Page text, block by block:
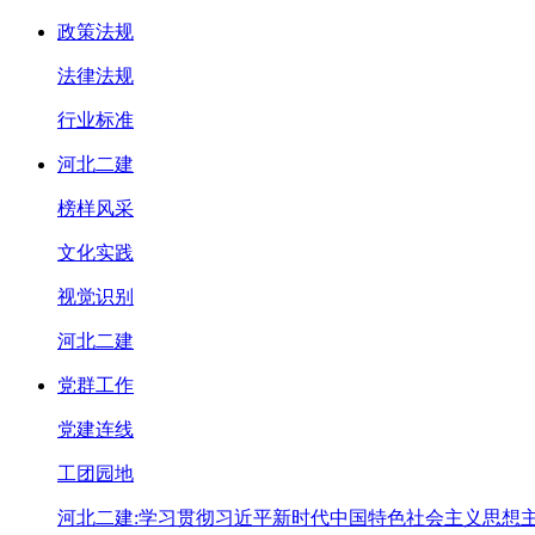
政策法规
法律法规
行业标准
河北二建
榜样风采
文化实践
视觉识别
河北二建
党群工作
党建连线
工团园地
河北二建:学习贯彻习近平新时代中国特色社会主义思想